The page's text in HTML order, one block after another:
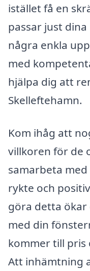
istället få en
passar just
några enkla
med
hjälpa dig att
Skelleftehamn.
Kom ihåg att
villkoren för de
samarbeta
rykte och
göra detta ökar
med din
kommer till
Att inhämtning